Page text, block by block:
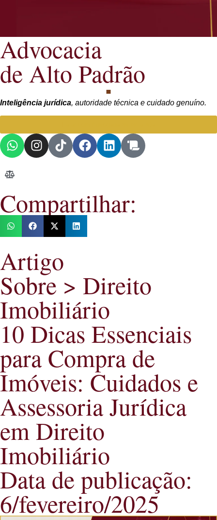
Advocacia
de Alto Padrão
Inteligência jurídica, autoridade técnica e cuidado genuíno.
Compartilhar:
Artigo
Sobre > Direito
Imobiliário
10 Dicas Essenciais
para Compra de
Imóveis: Cuidados e
Assessoria Jurídica
em Direito
Imobiliário
Data de publicação:
6/fevereiro/2025